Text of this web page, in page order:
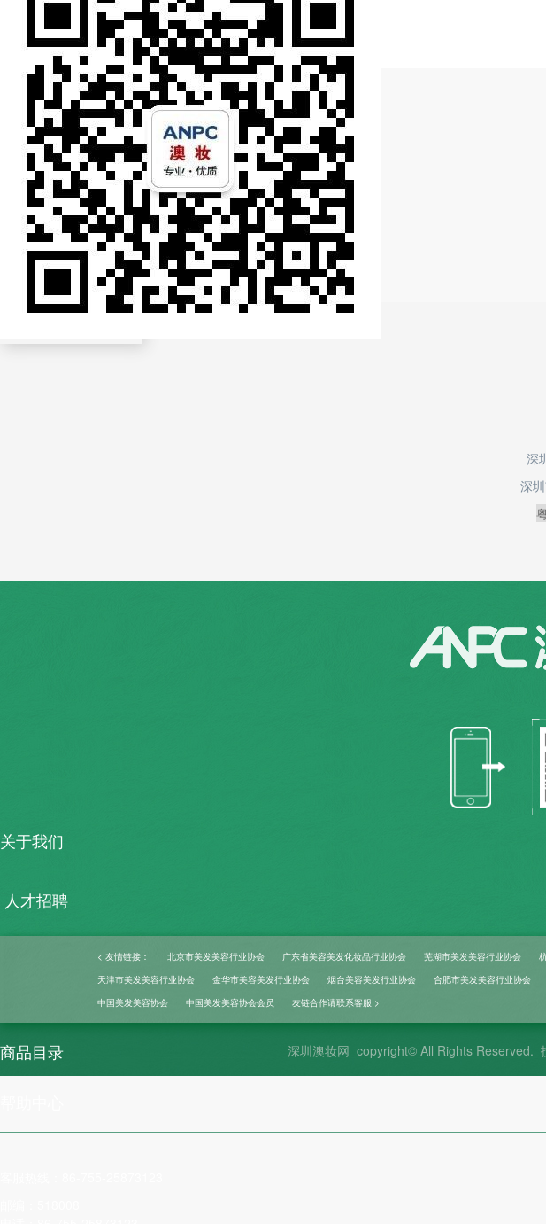
最新资讯
深
深
关于我们
人才招聘
商品目录
< 友情链接： 北京市美发美容行业协会 广东省美容美发化妆品行业协会 芜湖市美发美容行业协会
天津市美发美容行业协会
金华市美容美发行业协会 烟台美容美发行业协会 合肥市美发美容行业协会
中国美发美容协会
中国美发美容协会会员 友链合作请联系客服 >
深圳澳妆网 copyright© All Rights Reserved.